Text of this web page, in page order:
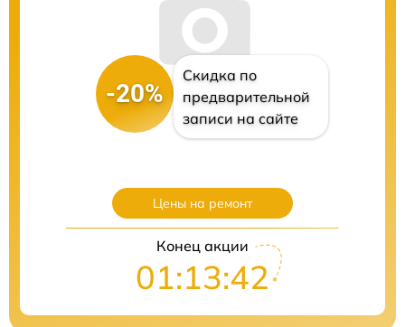
-20%
Скидка по
предварительной
записи на сайте
Цены на ремонт
Конец акции
01:13:41